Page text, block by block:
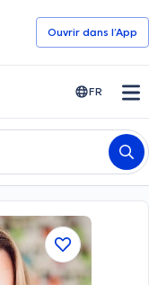
Ouvrir dans l’App
FR